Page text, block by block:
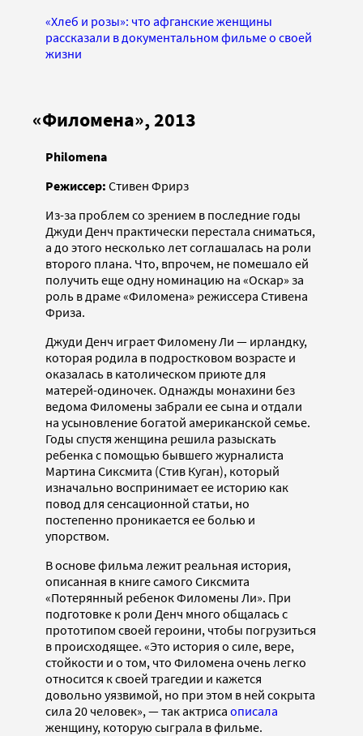
«Хлеб и розы»: что афганские женщины
рассказали в документальном фильме о своей
жизни
«Филомена», 2013
Philomena
Режиссер: Стивен Фрирз
Из-за проблем со зрением в последние годы
Джуди Денч практически перестала сниматься,
а до этого несколько лет соглашалась на роли
второго плана. Что, впрочем, не помешало ей
получить еще одну номинацию на «Оскар» за
роль в драме «Филомена» режиссера Стивена
Фриза.
Джуди Денч играет Филомену Ли — ирландку,
которая родила в подростковом возрасте и
оказалась в католическом приюте для
матерей-одиночек. Однажды монахини без
ведома Филомены забрали ее сына и отдали
на усыновление богатой американской семье.
Годы спустя женщина решила разыскать
ребенка с помощью бывшего журналиста
Мартина Сиксмита (Стив Куган), который
изначально воспринимает ее историю как
повод для сенсационной статьи, но
постепенно проникается ее болью и
упорством.
В основе фильма лежит реальная история,
описанная в книге самого Сиксмита
«Потерянный ребенок Филомены Ли». При
подготовке к роли Денч много общалась с
прототипом своей героини, чтобы погрузиться
в происходящее. «Это история о силе, вере,
стойкости и о том, что Филомена очень легко
относится к своей трагедии и кажется
довольно уязвимой, но при этом в ней сокрыта
сила 20 человек», — так актриса описала
женщину, которую сыграла в фильме.